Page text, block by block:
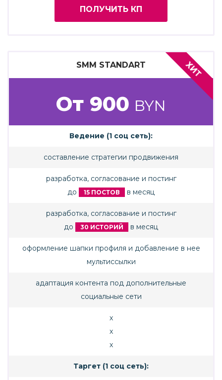
ПОЛУЧИТЬ КП
ХИТ
SMM STANDART
От 900 BYN
Ведение (1 соц сеть):
составление стратегии продвижения
разработка, согласование и постинг
до
15 ПОСТОВ в месяц
разработка, согласование и постинг
до
30 ИСТОРИЙ в месяц
оформление шапки профиля и добавление в нее
мультиссылки
адаптация контента под дополнительные
социальные сети
х
х
х
Таргет (1 соц сеть):